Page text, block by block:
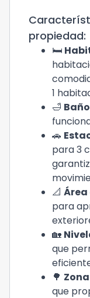
propiedad:
🛏️
1
🛁
🚗
para 3
📐 Área
para
🏡
que
🌳
que